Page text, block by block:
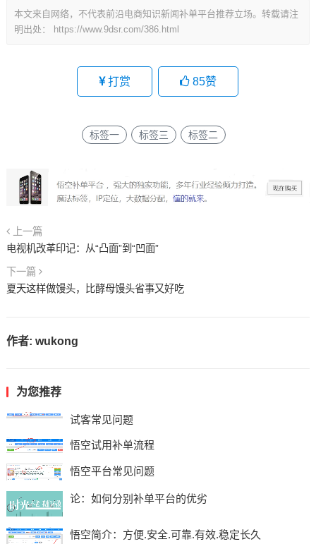
本文来自网络，不代表前沿电商知识新闻补单平台推荐立场。转载请注
明出处：
https://www.9dsr.com/386.html
打赏 85赞
标签一 标签三 标签二
上一篇
电视机改革印记：从“凸面”到“凹面”
下一篇
夏天这样做馒头，比酵母馒头省事又好吃
作者: wukong
为您推荐
试客常见问题
悟空试用补单流程
悟空平台常见问题
论：如何分别补单平台的优劣
悟空简介：方便.安全.可靠.有效.稳定长久